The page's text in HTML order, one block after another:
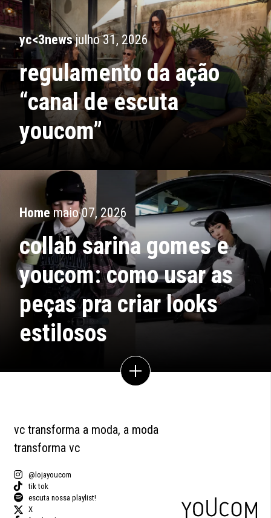
yc<3newsjulho 31, 2026
regulamento da ação
“canal de escuta
youcom”
Homemaio 07, 2026
collab sarina gomes e
youcom: como usar as
peças pra criar looks
estilosos
vc transforma a moda, a moda
transforma vc
@lojayoucom
tik tok
escuta nossa playlist!
X